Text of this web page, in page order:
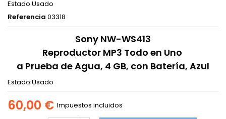
Estado Usado
Referencia 03318
Sony NW-WS413
Reproductor MP3 Todo en Uno
a Prueba de Agua, 4 GB, con Batería, Azul
Estado Usado
60,00 € Impuestos incluidos